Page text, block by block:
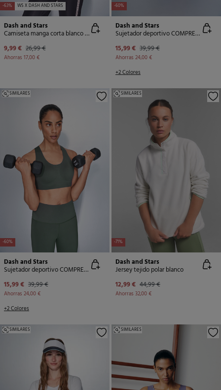
-63% WS X DASH AND STARS
Dash and Stars
Camiseta manga corta blanco drapeado
9,99 € 26,99 €
Ahorras 17,00 €
-60%
Dash and Stars
Sujetador deportivo COMPRESSIVE azul
15,99 € 39,99 €
Ahorras 24,00 €
+2 Colores
-60%
SIMILARES
Dash and Stars
Sujetador deportivo COMPRESSIVE verde
15,99 € 39,99 €
Ahorras 24,00 €
+2 Colores
-71%
SIMILARES
Dash and Stars
Jersey tejido polar blanco
12,99 € 44,99 €
Ahorras 32,00 €
SIMILARES SIMILARES